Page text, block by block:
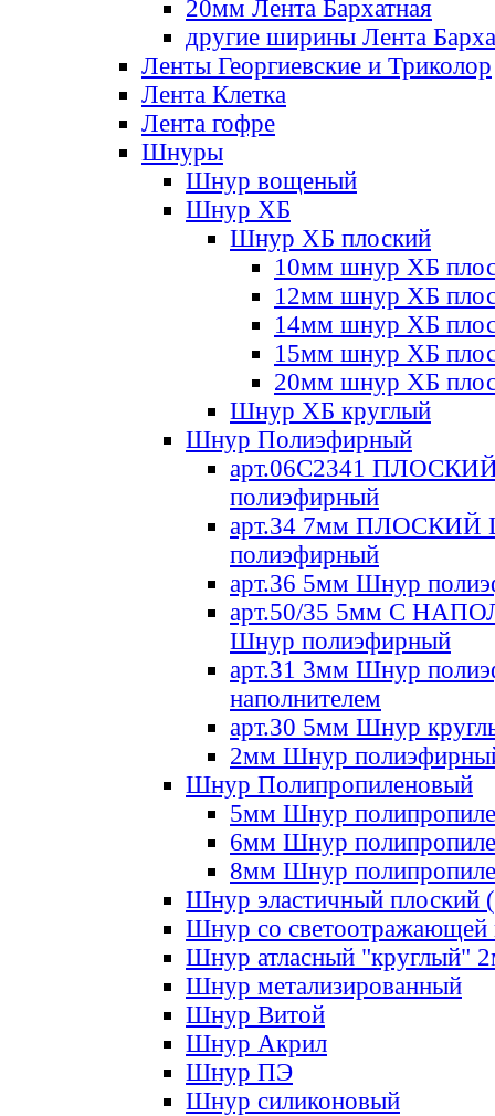
20мм Лента Бархатная
другие ширины Лента
Ленты Георгиевские и Триколор
Лента Клетка
Лента гофре
Шнуры
Шнур вощеный
Шнур ХБ
Шнур ХБ плоский
10мм шнур ХБ
12мм шнур ХБ
14мм шнур ХБ
15мм шнур ХБ
20мм шнур ХБ
Шнур ХБ круглый
Шнур Полиэфирный
арт.06С2341
полиэфирный
арт.34 7мм ПЛОСКИЙ
полиэфирный
арт.36 5мм Шнур
арт.50/35 5мм С
Шнур полиэфирный
арт.31 3мм Шнур
наполнителем
арт.30 5мм Шнур
2мм Шнур
Шнур Полипропиленовый
5мм Шнур
6мм Шнур
8мм Шнур
Шнур эластичный плоский
Шнур со светоотражающей
Шнур атласный "круглый"
Шнур метализированный
Шнур Витой
Шнур Акрил
Шнур ПЭ
Шнур силиконовый